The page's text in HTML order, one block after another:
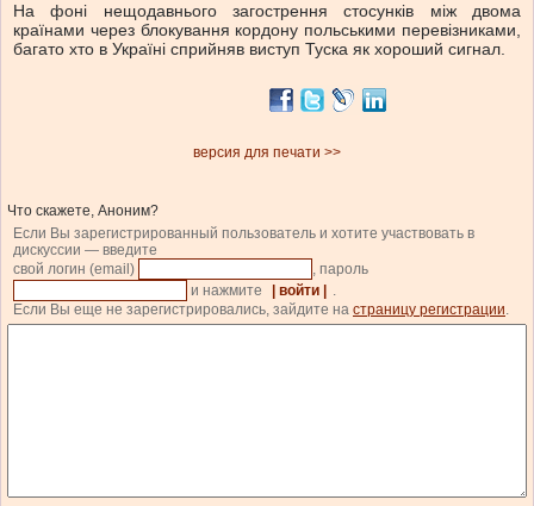
На фоні нещодавнього загострення стосунків між двома
країнами через блокування кордону польськими перевізниками,
багато хто в Україні сприйняв виступ Туска як хороший сигнал.
версия для печати >>
Что скажете, Аноним?
Если Вы зарегистрированный пользователь и хотите участвовать в
дискуссии — введите
свой логин (email)
, пароль
и нажмите
| войти |
.
Если Вы еще не зарегистрировались, зайдите на страницу регистрации.